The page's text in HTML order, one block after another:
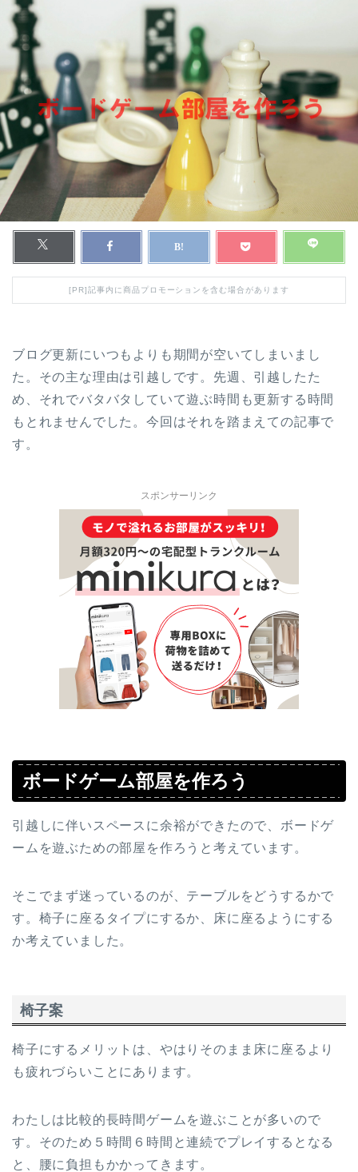
[PR]記事内に商品プロモーションを含む場合があります
ブログ更新にいつもよりも期間が空いてしまいまし
た。その主な理由は引越しです。先週、引越したた
め、それでバタバタしていて遊ぶ時間も更新する時間
もとれませんでした。今回はそれを踏まえての記事で
す。
スポンサーリンク
ボードゲーム部屋を作ろう
引越しに伴いスペースに余裕ができたので、ボードゲ
ームを遊ぶための部屋を作ろうと考えています。
そこでまず迷っているのが、テーブルをどうするかで
す。椅子に座るタイプにするか、床に座るようにする
か考えていました。
椅子案
椅子にするメリットは、やはりそのまま床に座るより
も疲れづらいことにあります。
わたしは比較的長時間ゲームを遊ぶことが多いので
す。そのため５時間６時間と連続でプレイするとなる
と、腰に負担もかかってきます。